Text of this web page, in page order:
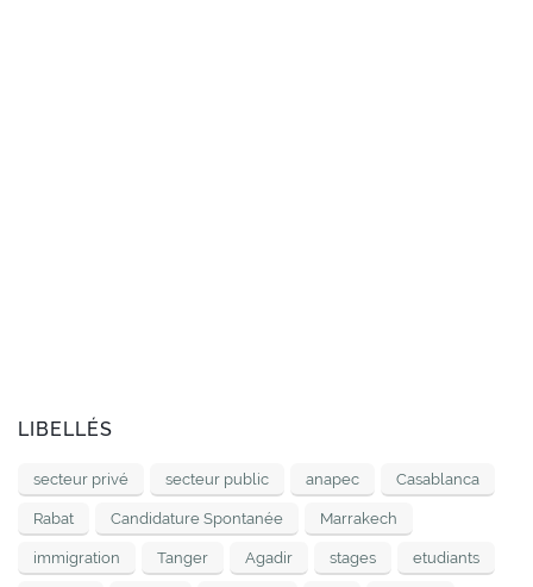
LIBELLÉS
secteur privé secteur public anapec Casablanca
Rabat Candidature Spontanée Marrakech
immigration Tanger Agadir stages etudiants